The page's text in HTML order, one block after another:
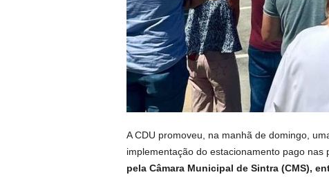
A CDU promoveu, na manhã de domingo,
implementação do estacionamento pago nas
pela Câmara Municipal de Sintra (CMS),